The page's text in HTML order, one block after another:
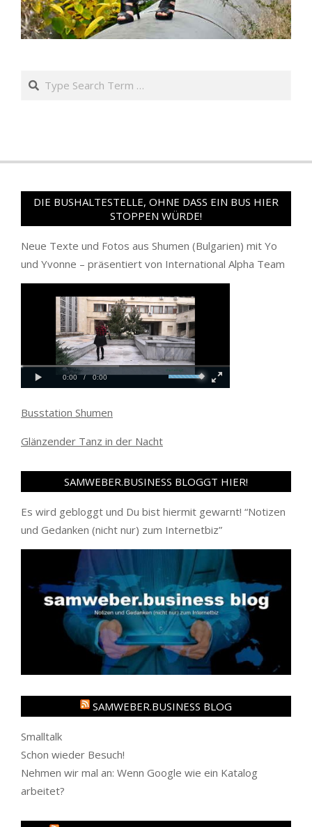
Search
DIE BUSHALTESTELLE, OHNE DASS EIN BUS HIER
STOPPEN WÜRDE!
Neue Texte und Fotos aus Shumen (Bulgarien) mit Yo
und Yvonne – präsentiert von International Alpha Team
Busstation Shumen
Glänzender Tanz in der Nacht
SAMWEBER.BUSINESS BLOGGT HIER!
Es wird gebloggt und Du bist hiermit gewarnt! “Notizen
und Gedanken (nicht nur) zum Internetbiz”
SAMWEBER.BUSINESS BLOG
Smalltalk
Schon wieder Besuch!
Nehmen wir mal an: Wenn Google wie ein Katalog
arbeitet?